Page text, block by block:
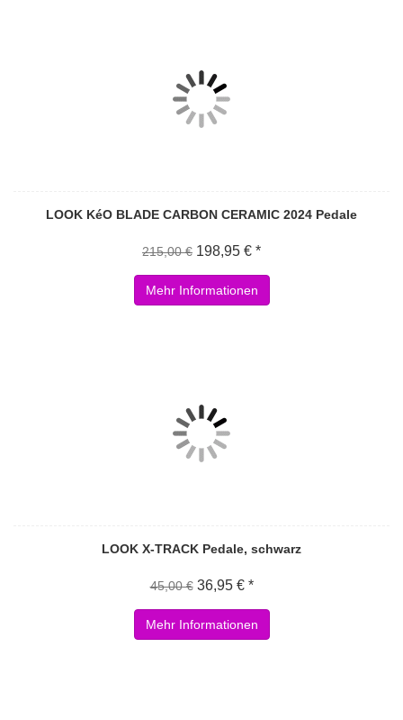
LOOK KéO BLADE CARBON CERAMIC 2024 Pedale
215,00 € 198,95 € *
Mehr Informationen
LOOK X-TRACK Pedale, schwarz
45,00 € 36,95 € *
Mehr Informationen